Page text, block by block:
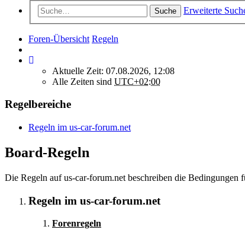
Suche Erweiterte
Foren-Übersicht Regeln
Aktuelle Zeit: 07.08.2026, 12:08
Alle Zeiten sind UTC+02:00
Regelbereiche
Regeln im us-car-forum.net
Board-Regeln
Die Regeln auf us-car-forum.net beschreiben die
Regeln im us-car-forum.net
Forenregeln